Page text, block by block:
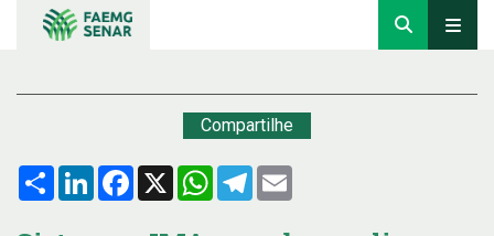
Compartilhe
Compartilhar
LinkedInFacebook
X WhatsApp
Telegram